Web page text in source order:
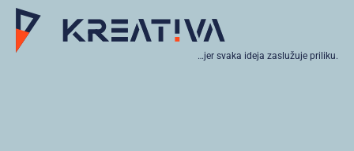
…jer svaka ideja zaslužuje priliku.